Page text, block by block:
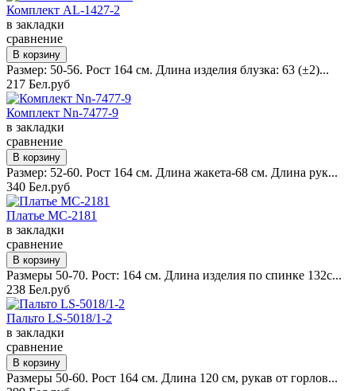
Комплект AL-1427-2
в закладки
сравнение
Размер: 50-56. Рост 164 см. Длина изделия блузка: 63 (±2)...
217 Бел.руб
Комплект Nn-7477-9
в закладки
сравнение
Размер: 52-60. Рост 164 см. Длина жакета-68 см. Длина рук...
340 Бел.руб
Платье MC-2181
в закладки
сравнение
Размеры 50-70. Рост: 164 см. Длина изделия по спинке 132с...
238 Бел.руб
Пальто LS-5018/1-2
в закладки
сравнение
Размеры 50-60. Рост 164 см. Длина 120 см, рукав от горлов...